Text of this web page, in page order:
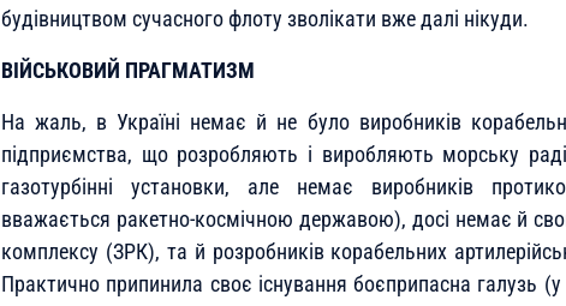
будівництвом сучасного флоту зволікати вже далі нікуди.
ВІЙСЬКОВИЙ ПРАГМАТИЗМ
На жаль, в Україні немає й не було виробників
підприємства, що розробляють і виробляють морську
газотурбінні установки, але немає виробників
вважається ракетно-космічною державою), досі немає й
комплексу (ЗРК), та й розробників корабельних
Практично припинила своє існування боєприпасна галузь